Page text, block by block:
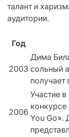
талант и
аудитории.
Год
2003
Дима
сольный
получает
2006
Участие
конкурсе
You Go».